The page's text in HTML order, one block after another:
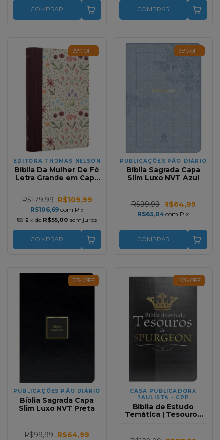
COMPRAR COMPRAR
39% OFF
EDITORA THOMAS NELSON
Bíblia Da Mulher De Fé
Letra Grande em Capa
R$179,99 R$109,99
R$106,69 com Pix
2 x de R$55,00 sem juros
COMPRAR
35% OFF
PUBLICAÇÕES PÃO DIÁRIO
Bíblia Sagrada Capa
Slim Luxo NVT Azul
R$99,99 R$64,99
R$63,04com Pix
COMPRAR
35% OFF
PUBLICAÇÕES PÃO DIÁRIO
Bíblia Sagrada Capa
Slim Luxo NVT Preta
R$99,99 R$64,99
40% OFF
CASA PUBLICADORA
PAULISTA - CPP
Bíblia de Estudo
Temática | Tesouros